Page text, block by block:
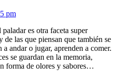
pm
es otra faceta super
de las que piensan que también se
andar o jugar, aprenden a comer.
se guardan en la memoria,
forma de olores y sabores…